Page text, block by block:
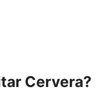
Cervera?